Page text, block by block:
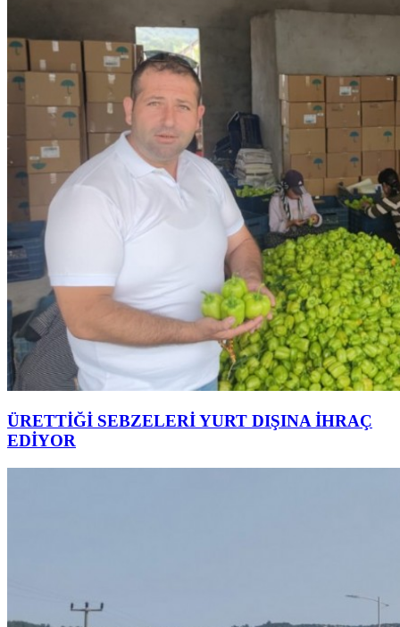
ÜRETTİĞİ SEBZELERİ YURT DIŞINA İHRAÇ
EDİYOR